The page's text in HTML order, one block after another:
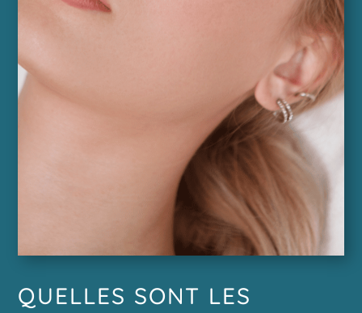
QUELLES SONT LES